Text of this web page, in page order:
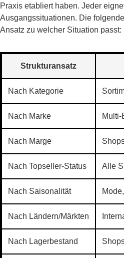
Praxis etabliert haben. Jeder
Ausgangssituationen. Die
Ansatz zu welcher Situation passt:
Strukturansatz
Nach Kategorie
Nach Marke Multi-
Nach Marge
Nach Topseller-Status Alle
Nach Saisonalität
Nach Ländern/Märkten
Nach Lagerbestand